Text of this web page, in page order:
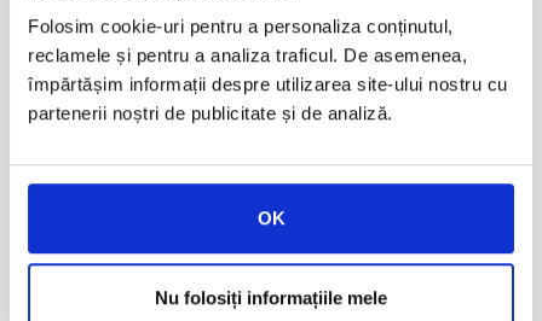
Folosim cookie-uri pentru a personaliza conținutul,
reclamele și pentru a analiza traficul. De asemenea,
împărtășim informații despre utilizarea site-ului nostru cu
partenerii noștri de publicitate și de analiză.
OK
Nu folosiți informațiile mele
Întrebări frecvente
Ce documente am nevoie pentru a genera
Aveți nevoie de seria și numărul actului de
identitate, CNP-ul vânzătorului și cumpărătorului,
șasiu, marcă, model) și prețul tranzacției.